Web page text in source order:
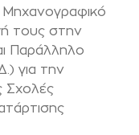
Μηχανογραφικό
τους στην
Παράλληλο
για την
Σχολές